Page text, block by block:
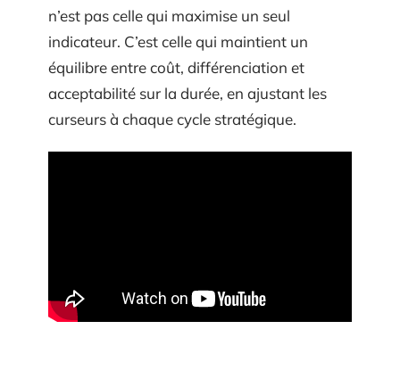
n’est pas celle qui maximise un seul
indicateur. C’est celle qui maintient un
équilibre entre coût, différenciation et
acceptabilité sur la durée, en ajustant les
curseurs à chaque cycle stratégique.